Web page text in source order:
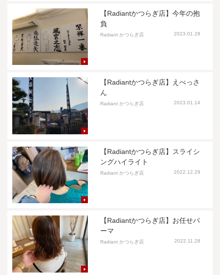
【Radiantかつらぎ店】今年の抱
負
Radiant かつらぎ店 2023.01.28
【Radiantかつらぎ店】えべっさ
ん
Radiant かつらぎ店 2023.01.14
【Radiantかつらぎ店】スライシ
ングハイライト
Radiant かつらぎ店 2022.12.29
【Radiantかつらぎ店】お任せパ
ーマ
Radiant かつらぎ店 2022.11.28